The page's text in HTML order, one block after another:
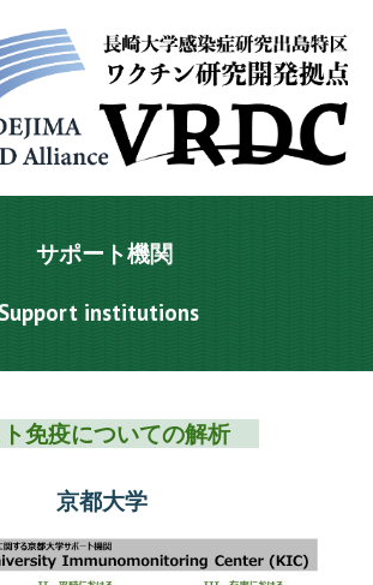
サポート機関
institutions
免疫についての解析
京都大学